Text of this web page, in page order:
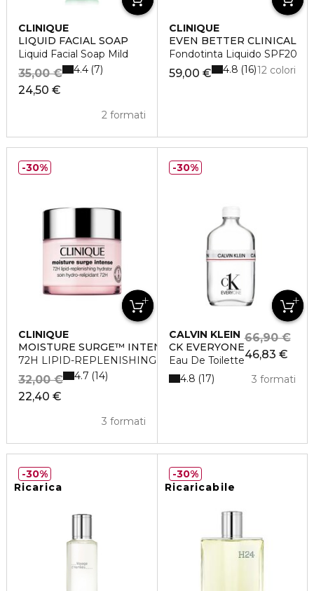
CLINIQUE
LIQUID FACIAL SOAP
Liquid Facial Soap Mild
24,50 €
35,00 €
2 formati
4.4 7
CLINIQUE
EVEN BETTER CLINICAL
Fondotinta Liquido SPF20
59,00 € 12 colori
4.8 16
CLINIQUE
MOISTURE SURGE™ INTENSE
72H LIPID-REPLENISHING HYDRATOR
22,40 €
32,00 €
3 formati
4.7 14
30%
CALVIN KLEIN
CK EVERYONE
Eau De Toilette46,83 €
66,90 €
3 formati
4.8 17
30%
Ricarica
30%
Ricaricabile
30%